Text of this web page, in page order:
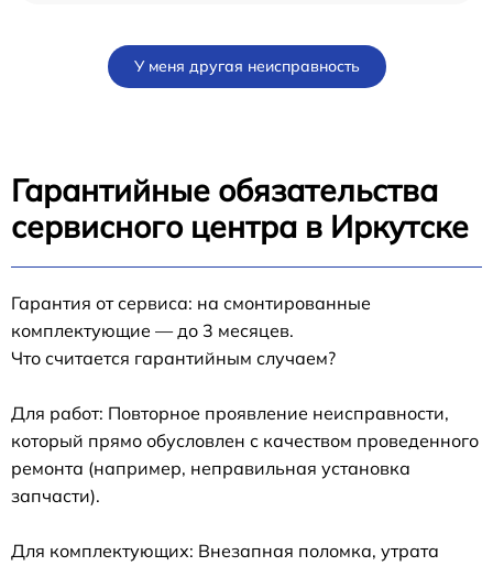
У меня другая неисправность
Гарантийные обязательства
сервисного центра в Иркутске
Гарантия от сервиса: на смонтированные
комплектующие — до 3 месяцев.
Что считается гарантийным случаем?
Для работ: Повторное проявление неисправности,
который прямо обусловлен с качеством проведенного
ремонта (например, неправильная установка
запчасти).
Для комплектующих: Внезапная поломка, утрата